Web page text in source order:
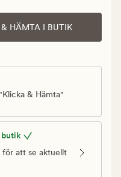
HÄMTA I BUTIK
& Hämta"
butik
för att se aktuellt